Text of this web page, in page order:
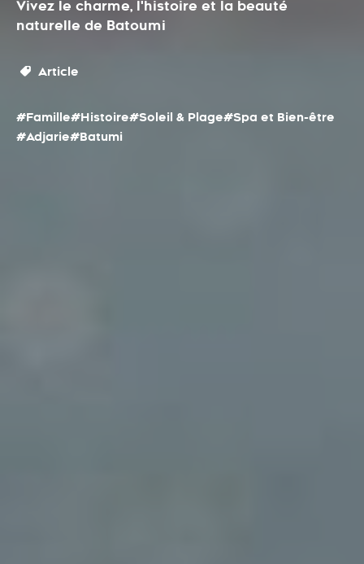
Vivez le charme, l'histoire et la beauté
naturelle de Batoumi
Article
#Famille#Histoire#Soleil & Plage#Spa et Bien-être
#Adjarie#Batumi